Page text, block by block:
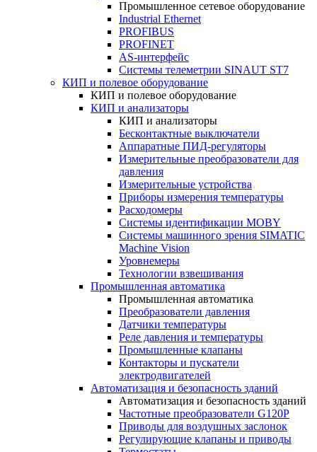
Промышленное сетевое оборудование
Industrial Ethernet
PROFIBUS
PROFINET
AS-интерфейс
Системы телеметрии SINAUT ST7
КИП и полевое оборудование
КИП и полевое оборудование
КИП и анализаторы
КИП и анализаторы
Бесконтактные выключатели
Аппаратные ПИД-регуляторы
Измерительные преобразователи для
давления
Измерительные устройства
Приборы измерения температуры
Расходомеры
Системы идентификации MOBY
Системы машинного зрения SIMATIC
Machine Vision
Уровнемеры
Технологии взвешивания
Промышленная автоматика
Промышленная автоматика
Преобразователи давления
Датчики температуры
Реле давления и температуры
Промышленные клапаны
Контакторы и пускатели
электродвигателей
Автоматизация и безопасность зданий
Автоматизация и безопасность зданий
Частотные преобразователи G120P
Приводы для воздушных заслонок
Регулирующие клапаны и приводы